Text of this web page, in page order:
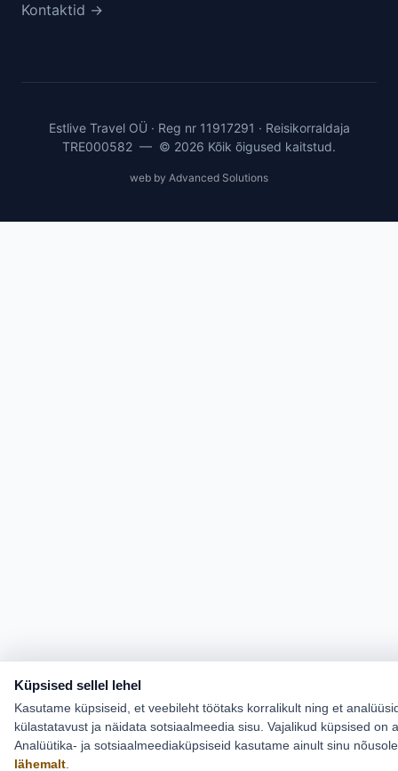
Kontaktid →
Estlive Travel OÜ · Reg nr 11917291 · Reisikorraldaja
TRE000582 — © 2026 Kõik õigused kaitstud.
web by Advanced Solutions
Küpsised sellel lehel
Kasutame küpsiseid, et veebileht töötaks korralikult ning et
külastatavust ja näidata sotsiaalmeedia sisu. Vajalikud küpsised on
Analüütika- ja sotsiaalmeediaküpsiseid kasutame ainult sinu
lähemalt.